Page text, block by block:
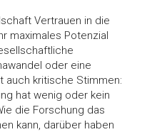
Vertrauen in die
maximales Potenzial
oder eine
auch kritische Stimmen:
hat wenig oder kein
die Forschung das
kann, darüber haben